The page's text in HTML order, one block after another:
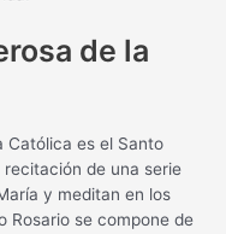
de la
Católica es el Santo
de una serie
y meditan en los
Rosario se compone de